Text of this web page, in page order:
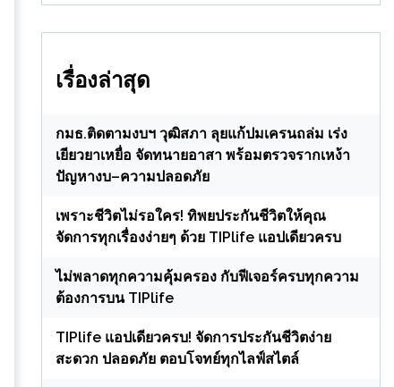
เรื่องล่าสุด
กมธ.ติดตามงบฯ วุฒิสภา ลุยแก้ปมเครนถล่ม เร่ง
เยียวยาเหยื่อ จัดทนายอาสา พร้อมตรวจรากเหง้า
ปัญหางบ–ความปลอดภัย
เพราะชีวิตไม่รอใคร! ทิพยประกันชีวิตให้คุณ
จัดการทุกเรื่องง่ายๆ ด้วย TIPlife แอปเดียวครบ
ไม่พลาดทุกความคุ้มครอง กับฟีเจอร์ครบทุกความ
ต้องการบน TIPlife
TIPlife แอปเดียวครบ! จัดการประกันชีวิตง่าย
สะดวก ปลอดภัย ตอบโจทย์ทุกไลฟ์สไตล์